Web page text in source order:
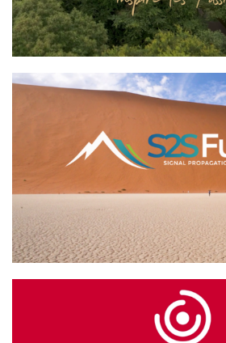
S2S Future